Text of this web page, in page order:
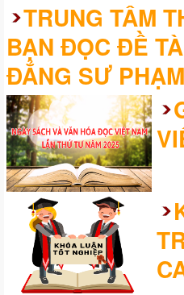
TRUNG TÂM
BẠN ĐỌC ĐỀ
ĐẲNG SƯ